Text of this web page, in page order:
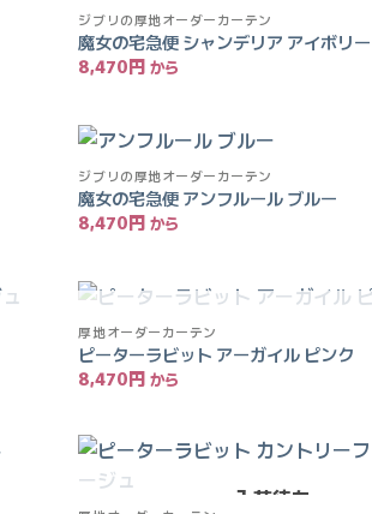
入荷待ち
ジブリの厚地オーダーカーテン
魔女の宅急便 シャンデリア アイボリー
8,470円
ジブリの厚地オーダーカーテン
魔女の宅急便 アンフルール ブルー
8,470円
厚地オーダーカーテン
ピーターラビット アーガイル ピンク
8,470円
入荷待ち